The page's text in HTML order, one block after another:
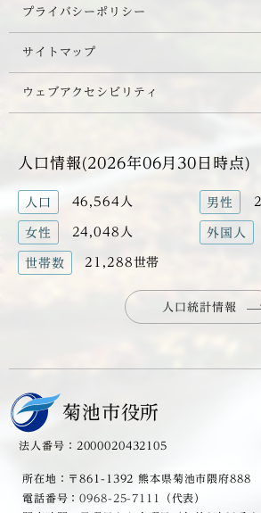
プライバシーポリシー
サイトマップ
ウェブアクセシビリティ
人口情報(2026年06月30日時点)
人口 46,564人 男性
女性 24,048人 外国人
世帯数 21,288世帯
人口統計情報
菊池市役所
法人番号：2000020432105
所在地：〒861-1392 熊本県菊池市隈府888
電話番号：0968-25-7111
（代表）